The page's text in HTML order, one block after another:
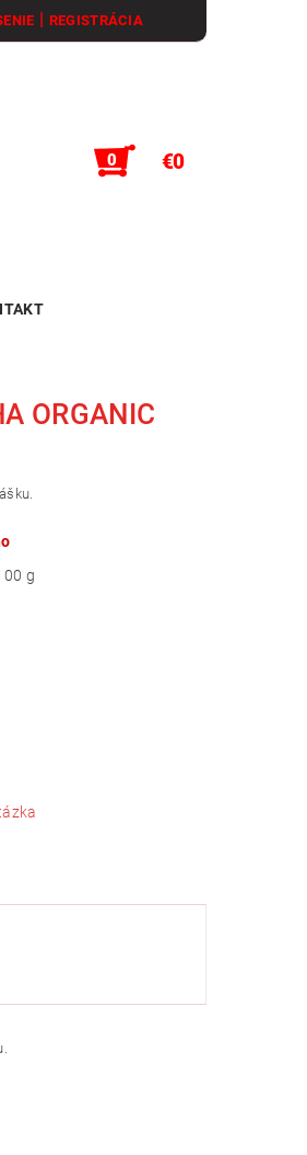
| REGISTRÁCIA
0 €0
ORGANIC
g